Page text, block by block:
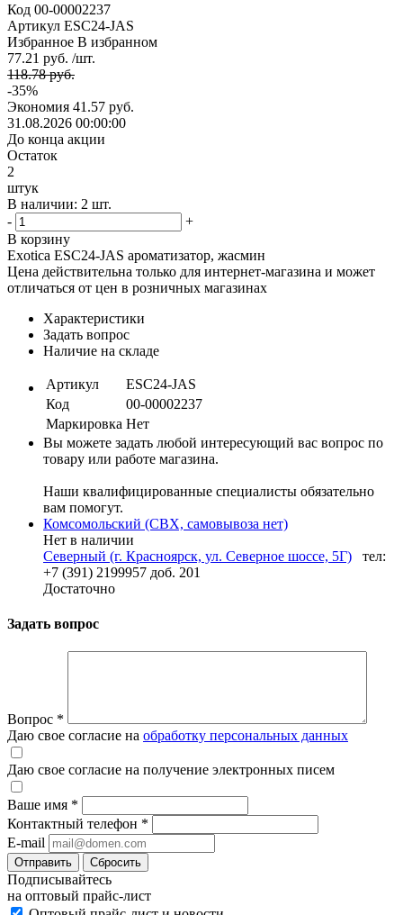
Код 00-00002237
Артикул ESC24-JAS
Избранное В избранном
77.21 руб. /шт.
118.78 руб.
-35%
Экономия 41.57 руб.
31.08.2026 00:00:00
До конца акции
Остаток
2
штук
В наличии: 2 шт.
-
+
В корзину
Exotica ESC24-JAS ароматизатор, жасмин
Цена действительна только для интернет-магазина и может
отличаться от цен в розничных магазинах
Характеристики
Задать вопрос
Наличие на складе
Артикул
ESC24-JAS
Код
00-00002237
Маркировка Нет
Вы можете задать любой интересующий вас вопрос по
товару или работе магазина.
Наши квалифицированные специалисты обязательно
вам помогут.
Комсомольский (СВХ, самовывоза нет)
Нет в наличии
Северный (г. Красноярск, ул. Северное шоссе, 5Г)
тел:
+7 (391) 2199957 доб. 201
Достаточно
Задать вопрос
Вопрос *
Даю свое согласие на обработку персональных данных
Даю свое согласие на получение электронных писем
Ваше имя *
Контактный телефон *
E-mail
Отправить Сбросить
Подписывайтесь
на оптовый прайс-лист